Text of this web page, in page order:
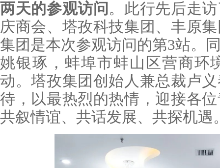
两天的参观访问 。此行先后走
庆商会、塔孜科技集团、丰原
集团是本次参观访问的第3站。
姚银琢，蚌埠市蚌山区营商环
动。塔孜集团创始人兼总裁卢
待，以最热烈的热情，迎接各
共叙情谊、共话发展、共探机遇